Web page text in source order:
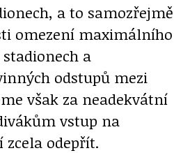
a to samozřejmě
omezení maximálního
a
odstupů mezi
však za neadekvátní
vstup na
odepřít.